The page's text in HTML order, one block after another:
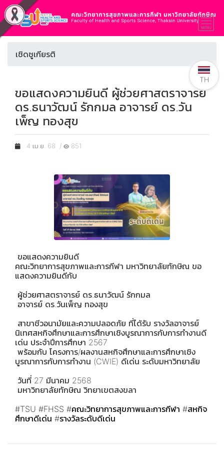
เชิดชูเกียรติ
ขอแสดงความยินดี ผู้ช่วยศาสตราจารย์
ดร.ธนาวัฒน์ รักกมล อาจารย์ ดร.วัน
เพ็ญ ทองสุข
4 เม.ย. 68 / 851
ขอแสดงความยินดี
คณะวิทยาการสุขภาพและการกีฬา มหาวิทยาลัยทักษิณ ขอ
แสดงความยินดีกับ
ผู้ช่วยศาสตราจารย์ ดร.ธนาวัฒน์ รักกมล
อาจารย์ ดร.วันเพ็ญ ทองสุข
สาขาชีวอนามัยและความปลอดภัย ที่ได้รับ รางวัลอาจารย์
นิเทศสหกิจศึกษาและการศึกษาเชิงบูรณาการกับการทำงานดี
เด่น ประจำปีการศึกษา 2567
พร้อมกับ โครงการ/ผลงานสหกิจศึกษาและการศึกษาเชิง
บูรณาการกับการทำงาน (CWIE) ดีเด่น ระดับมหาวิทยาลัย
วันที่ 27 มีนาคม 2568
มหาวิทยาลัยทักษิณ วิทยาเขตสงขลา
#TSU #FHSS #คณะวิทยาการสุขภาพและการกีฬา #สหกิจ
ศึกษาดีเด่น #รางวัลระดับดีเด่น
TH